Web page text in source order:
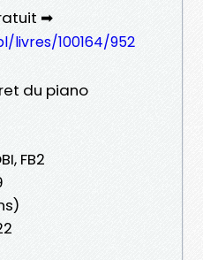
➡
100164/952
du piano
FB2